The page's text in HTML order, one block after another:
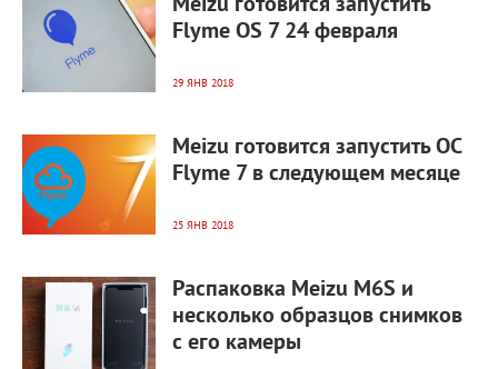
Flyme OS 7 24 февраля
29 ЯНВ 2018
Meizu готовится запустить ОС
Flyme 7 в следующем месяце
25 ЯНВ 2018
Распаковка Meizu M6S и
несколько образцов снимков
с его камеры